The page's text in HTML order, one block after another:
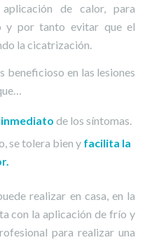
de calor, para
y por tanto evitar que el
la cicatrización.
beneficioso en las lesiones
de los síntomas.
se tolera bien y facilita la
realizar en casa, en la
con la aplicación de frío y
para realizar una